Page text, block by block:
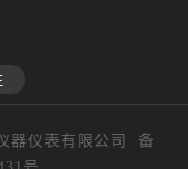
器仪表有限公司 备